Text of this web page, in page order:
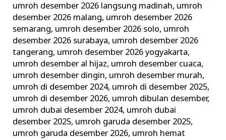
umroh desember 2026 langsung madinah, umroh
desember 2026 malang, umroh desember 2026
semarang, umroh desember 2026 solo, umroh
desember 2026 surabaya, umroh desember 2026
tangerang, umroh desember 2026 yogyakarta,
umroh desember al hijaz, umroh desember cuaca,
umroh desember dingin, umroh desember murah,
umroh di desember 2024, umroh di desember 2025,
umroh di desember 2026, umroh dibulan desember,
umroh dubai desember 2024, umroh dubai
desember 2025, umroh garuda desember 2025,
umroh garuda desember 2026, umroh hemat